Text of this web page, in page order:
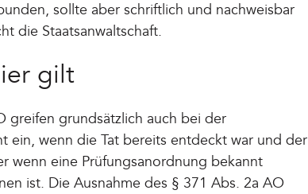
sollte aber schriftlich und nachweisbar
die Staatsanwaltschaft.
gilt
greifen grundsätzlich auch bei der
ein, wenn die Tat bereits entdeckt war und der
wenn eine Prüfungsanordnung bekannt
ist. Die Ausnahme des § 371 Abs. 2a AO